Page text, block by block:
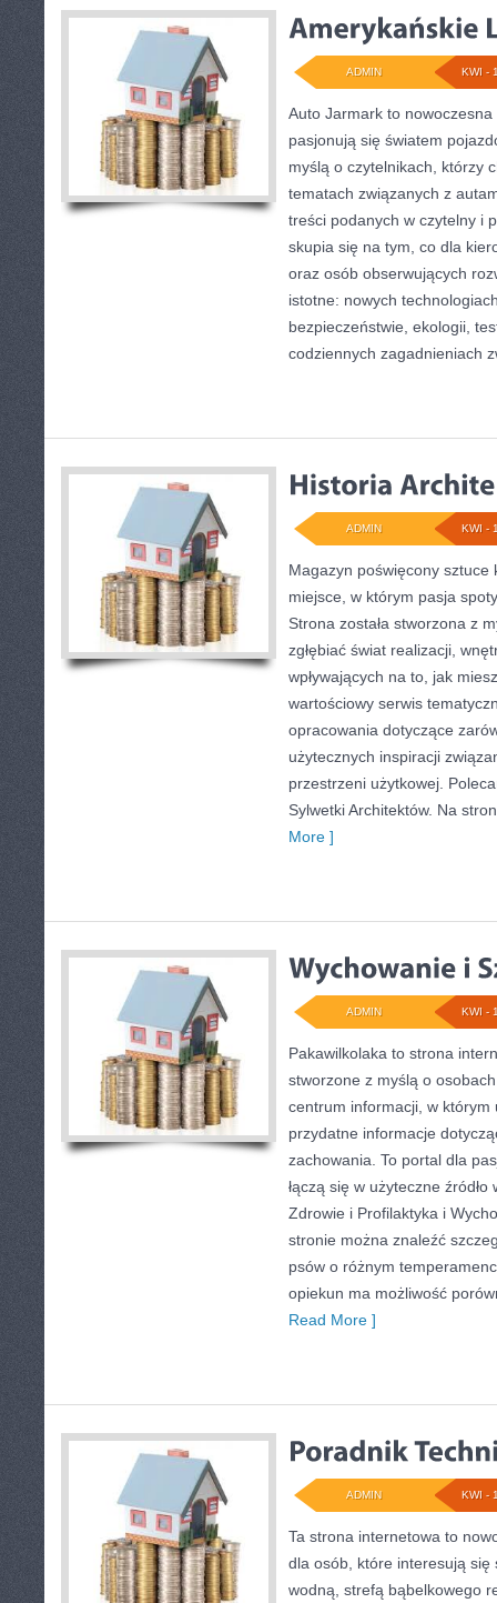
KWI -
ADMIN
Auto Jarmark to
pasjonują się światem
myślą o czytelnikach, którzy
tematach związanych z
treści podanych w czytelny i
skupia się na tym, co dla
oraz osób obserwujących
istotne: nowych
bezpieczeństwie, ekologii,
codziennych zagadnieniach
KWI -
ADMIN
Magazyn poświęcony sztuce
miejsce, w którym pasja
Strona została stworzona z
zgłębiać świat realizacji,
wpływających na to, jak
wartościowy serwis
opracowania dotyczące
użytecznych inspiracji
przestrzeni użytkowej.
Sylwetki Architektów. Na
More ]
KWI -
ADMIN
Pakawilkolaka to strona
stworzone z myślą o
centrum informacji, w którym
przydatne informacje
zachowania. To portal dla
łączą się w użyteczne
Zdrowie i Profilaktyka i
stronie można znaleźć
psów o różnym
opiekun ma możliwość
Read More ]
KWI -
ADMIN
Ta strona internetowa to
dla osób, które interesują
wodną, strefą bąbelkowego